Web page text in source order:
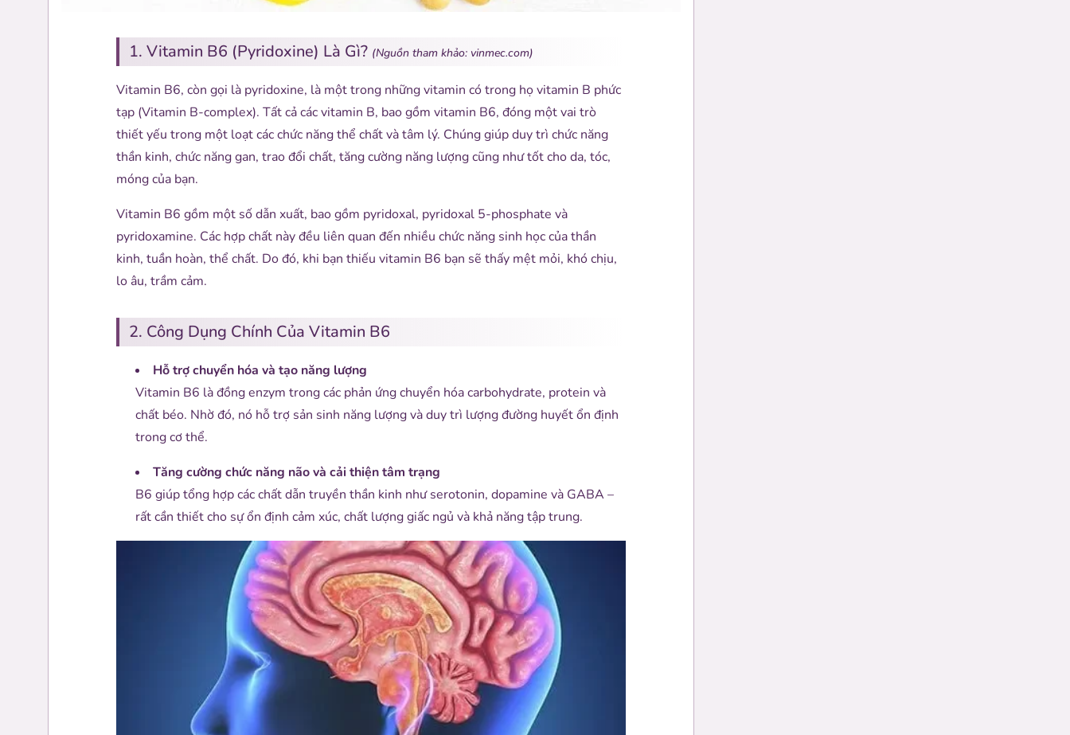
1. Vitamin B6 (Pyridoxine) Là Gì? (Nguồn tham khảo: vinmec.com)
Vitamin B6, còn gọi là pyridoxine, là một trong những vitamin có trong họ vitamin B phức
tạp (Vitamin B-complex). Tất cả các vitamin B, bao gồm vitamin B6, đóng một vai trò
thiết yếu trong một loạt các chức năng thể chất và tâm lý. Chúng giúp duy trì chức năng
thần kinh, chức năng gan, trao đổi chất, tăng cường năng lượng cũng như tốt cho da, tóc,
móng của bạn.
Vitamin B6 gồm một số dẫn xuất, bao gồm pyridoxal, pyridoxal 5-phosphate và
pyridoxamine. Các hợp chất này đều liên quan đến nhiều chức năng sinh học của thần
kinh, tuần hoàn, thể chất. Do đó, khi bạn thiếu vitamin B6 bạn sẽ thấy mệt mỏi, khó chịu,
lo âu, trầm cảm.
2. Công Dụng Chính Của Vitamin B6
Hỗ trợ chuyển hóa và tạo năng lượng
Vitamin B6 là đồng enzym trong các phản ứng chuyển hóa carbohydrate, protein và
chất béo. Nhờ đó, nó hỗ trợ sản sinh năng lượng và duy trì lượng đường huyết ổn định
trong cơ thể.
Tăng cường chức năng não và cải thiện tâm trạng
B6 giúp tổng hợp các chất dẫn truyền thần kinh như serotonin, dopamine và GABA –
rất cần thiết cho sự ổn định cảm xúc, chất lượng giấc ngủ và khả năng tập trung.